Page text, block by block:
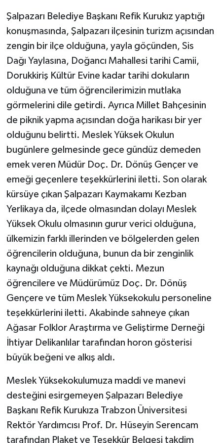
Şalpazarı Belediye Başkanı Refik Kurukız yaptığı
konuşmasında, Şalpazarı ilçesinin turizm açısından
zengin bir ilçe olduğuna, yayla göçünden, Sis
Dağı Yaylasına, Doğancı Mahallesi tarihi Camii,
Dorukkiriş Kültür Evine kadar tarihi dokuların
olduğuna ve tüm öğrencilerimizin mutlaka
görmelerini dile getirdi. Ayrıca Millet Bahçesinin
de piknik yapma açısından doğa harikası bir yer
olduğunu belirtti. Meslek Yüksek Okulun
bugünlere gelmesinde gece gündüz demeden
emek veren Müdür Doç. Dr. Dönüş Gençer ve
emeği geçenlere teşekkürlerini iletti. Son olarak
kürsüye çıkan Şalpazarı Kaymakamı Kezban
Yerlikaya da, ilçede olmasından dolayı Meslek
Yüksek Okulu olmasının gurur verici olduğuna,
ülkemizin farklı illerinden ve bölgelerden gelen
öğrencilerin olduğuna, bunun da bir zenginlik
kaynağı olduğuna dikkat çekti. Mezun
öğrencilere ve Müdürümüz Doç. Dr. Dönüş
Gençere ve tüm Meslek Yüksekokulu personeline
teşekkürlerini iletti. Akabinde sahneye çıkan
Ağasar Folklor Araştırma ve Geliştirme Derneği
İhtiyar Delikanlılar tarafından horon gösterisi
büyük beğeni ve alkış aldı.
Meslek Yüksekokulumuza maddi ve manevi
desteğini esirgemeyen Şalpazarı Belediye
Başkanı Refik Kurukıza Trabzon Üniversitesi
Rektör Yardımcısı Prof. Dr. Hüseyin Serencam
tarafından Plaket ve Teşekkür Belgesi takdim